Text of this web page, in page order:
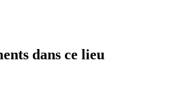
dans ce lieu